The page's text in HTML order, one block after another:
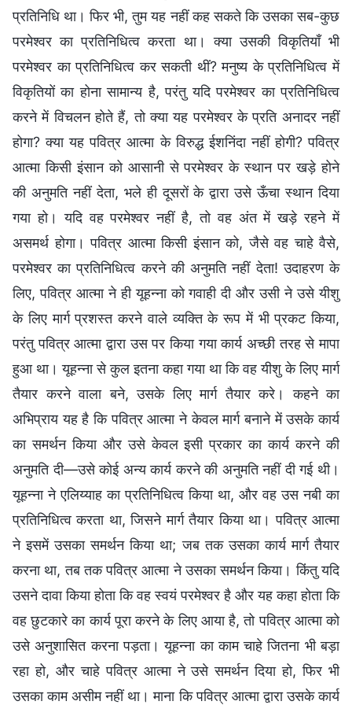
प्रतिनिधि था। फिर भी, तुम यह नहीं कह सकते कि उसका सब-कुछ
परमेश्वर का प्रतिनिधित्व करता था। क्या उसकी विकृतियाँ भी
परमेश्वर का प्रतिनिधित्व कर सकती थीं? मनुष्य के प्रतिनिधित्व में
विकृतियों का होना सामान्य है, परंतु यदि परमेश्वर का प्रतिनिधित्व
करने में विचलन होते हैं, तो क्या यह परमेश्वर के प्रति अनादर नहीं
होगा? क्या यह पवित्र आत्मा के विरुद्ध ईशनिंदा नहीं होगी? पवित्र
आत्मा किसी इंसान को आसानी से परमेश्वर के स्थान पर खड़े होने
की अनुमति नहीं देता, भले ही दूसरों के द्वारा उसे ऊँचा स्थान दिया
गया हो। यदि वह परमेश्वर नहीं है, तो वह अंत में खड़े रहने में
असमर्थ होगा। पवित्र आत्मा किसी इंसान को, जैसे वह चाहे वैसे,
परमेश्वर का प्रतिनिधित्व करने की अनुमति नहीं देता! उदाहरण के
लिए, पवित्र आत्मा ने ही यूहन्ना को गवाही दी और उसी ने उसे यीशु
के लिए मार्ग प्रशस्त करने वाले व्यक्ति के रूप में भी प्रकट किया,
परंतु पवित्र आत्मा द्वारा उस पर किया गया कार्य अच्छी तरह से मापा
हुआ था। यूहन्ना से कुल इतना कहा गया था कि वह यीशु के लिए मार्ग
तैयार करने वाला बने, उसके लिए मार्ग तैयार करे। कहने का
अभिप्राय यह है कि पवित्र आत्मा ने केवल मार्ग बनाने में उसके कार्य
का समर्थन किया और उसे केवल इसी प्रकार का कार्य करने की
अनुमति दी—उसे कोई अन्य कार्य करने की अनुमति नहीं दी गई थी।
यूहन्ना ने एलिय्याह का प्रतिनिधित्व किया था, और वह उस नबी का
प्रतिनिधित्व करता था, जिसने मार्ग तैयार किया था। पवित्र आत्मा
ने इसमें उसका समर्थन किया था; जब तक उसका कार्य मार्ग तैयार
करना था, तब तक पवित्र आत्मा ने उसका समर्थन किया। किंतु यदि
उसने दावा किया होता कि वह स्वयं परमेश्वर है और यह कहा होता कि
वह छुटकारे का कार्य पूरा करने के लिए आया है, तो पवित्र आत्मा को
उसे अनुशासित करना पड़ता। यूहन्ना का काम चाहे जितना भी बड़ा
रहा हो, और चाहे पवित्र आत्मा ने उसे समर्थन दिया हो, फिर भी
उसका काम असीम नहीं था। माना कि पवित्र आत्मा द्वारा उसके कार्य